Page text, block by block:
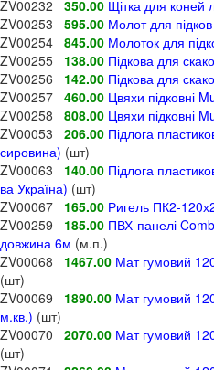
ZV00232 350.00 Щітка для коней
ZV00253 595.00 Молот для
ZV00254 845.00 Молоток для
ZV00255 138.00 Підкова для
ZV00256 142.00 Підкова для
ZV00257 460.00 Цвяхи підковні
ZV00258 808.00 Цвяхи підковні
ZV00053 206.00 Підлога
сировина) (шт)
ZV00063 140.00 Підлога
ва Україна) (шт)
ZV00067 165.00 Ригель ПК2-
ZV00259 185.00 ПВХ-панелі
довжина 6м (м.п.)
ZV00068 1467.00 Мат гумовий
(шт)
ZV00069 1890.00 Мат гумовий
м.кв.) (шт)
ZV00070 2070.00 Мат гумовий
(шт)